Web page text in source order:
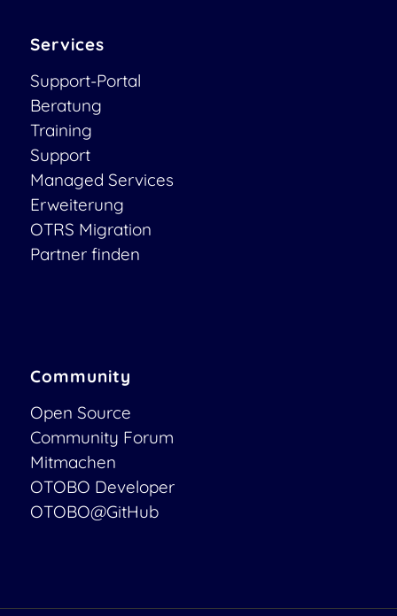
Services
Support-Portal
Beratung
Training
Support
Managed Services
Erweiterung
OTRS Migration
Partner finden
Community
Open Source
Community Forum
Mitmachen
OTOBO Developer
OTOBO@GitHub